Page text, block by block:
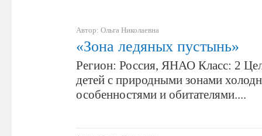
Автор: Ольга Николаевна
«Зона ледяных пустынь»
Регион: Россия, ЯНАО Класс: 2
детей с природными зонами
особенностями и обитателями....